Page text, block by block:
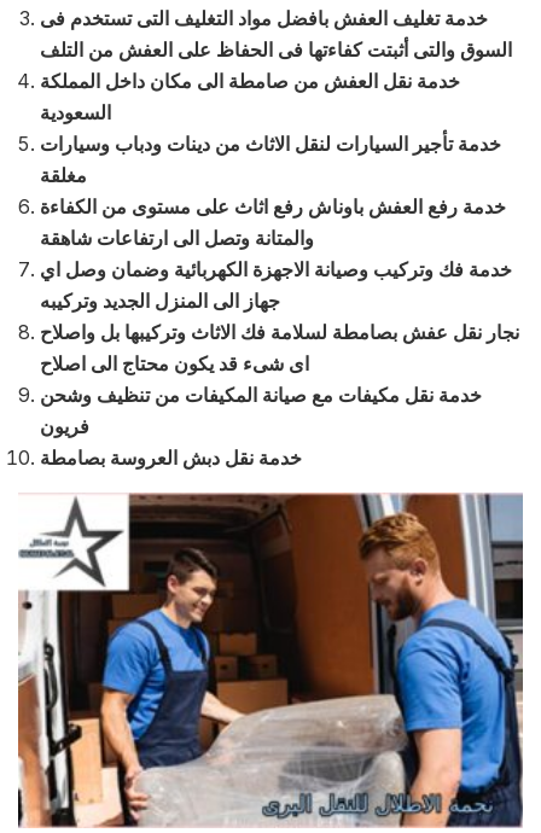
خدمة تغليف العفش بافضل مواد التغليف التى تستخدم فى
السوق والتى أثبتت كفاءتها فى الحفاظ على العفش من التلف
خدمة نقل العفش من صامطة الى مكان داخل المملكة
السعودية
خدمة تأجير السيارات لنقل الاثاث من دينات ودباب وسيارات
مغلقة
خدمة رفع العفش باوناش رفع اثاث على مستوى من الكفاءة
والمتانة وتصل الى ارتفاعات شاهقة
خدمة فك وتركيب وصيانة الاجهزة الكهربائية وضمان وصل اي
جهاز الى المنزل الجديد وتركيبه
نجار نقل عفش بصامطة لسلامة فك الاثاث وتركيبها بل واصلاح
اى شىء قد يكون محتاج الى اصلاح
خدمة نقل مكيفات مع صيانة المكيفات من تنظيف وشحن
فريون
خدمة نقل دبش العروسة بصامطة